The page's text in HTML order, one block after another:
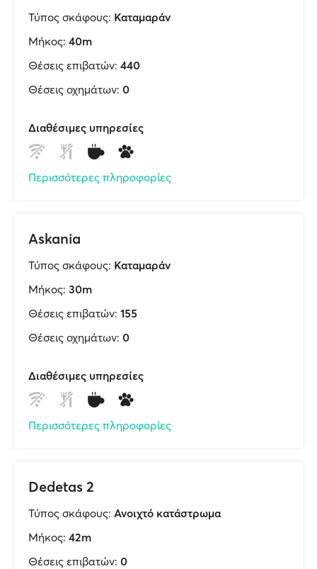
Τύπος σκάφους: Καταμαράν
Μήκος: 40m
Θέσεις επιβατών: 440
Θέσεις οχημάτων: 0
Διαθέσιμες υπηρεσίες
Περισσότερες πληροφορίες
Askania
Τύπος σκάφους: Καταμαράν
Μήκος: 30m
Θέσεις επιβατών: 155
Θέσεις οχημάτων: 0
Διαθέσιμες υπηρεσίες
Περισσότερες πληροφορίες
Dedetas 2
Τύπος σκάφους: Ανοιχτό κατάστρωμα
Μήκος: 42m
Θέσεις επιβατών: 0